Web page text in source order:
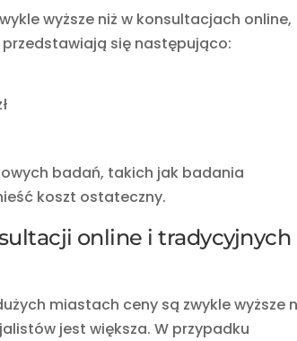
wyższe niż w konsultacjach online,
się następująco:
badań, takich jak badania
koszt ostateczny.
online i tradycyjnych
miastach ceny są zwykle wyższe
jest większa. W przypadku